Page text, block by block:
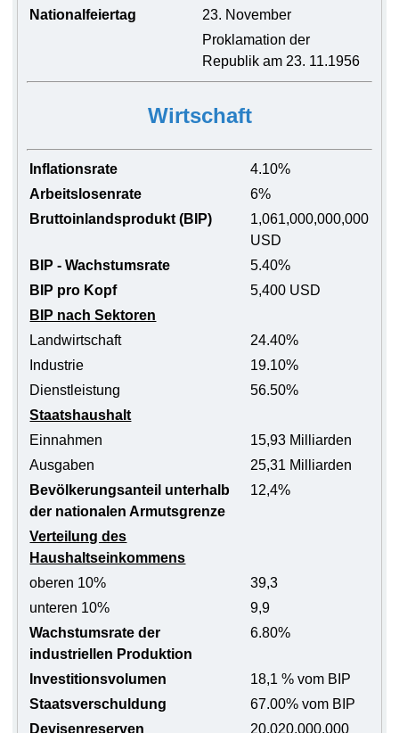
Nationalfeiertag
23. November
Proklamation der
Republik am 23. 11.1956
Wirtschaft
Inflationsrate
4.10%
Arbeitslosenrate
6%
Bruttoinlandsprodukt (BIP)
1,061,000,000,000
USD
BIP - Wachstumsrate
5.40%
BIP pro Kopf
5,400 USD
BIP nach Sektoren
Landwirtschaft
24.40%
Industrie
19.10%
Dienstleistung
56.50%
Staatshaushalt
Einnahmen
15,93 Milliarden
Ausgaben
25,31 Milliarden
Bevölkerungsanteil unterhalb
der nationalen Armutsgrenze
12,4%
Verteilung des
Haushaltseinkommens
oberen 10%
39,3
unteren 10%
9,9
Wachstumsrate der
industriellen Produktion
6.80%
Investitionsvolumen
18,1 % vom BIP
Staatsverschuldung
67.00% vom BIP
Devisenreserven
20,020,000,000